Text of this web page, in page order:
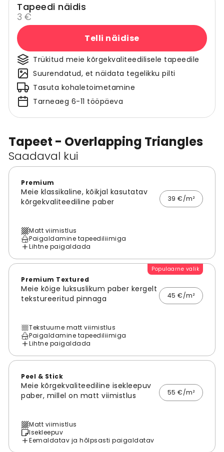
Tapeet - Overlapping Triangles
Saadaval kui
Premium
Meie klassikaline, kõikjal kasutatav
kõrgekvaliteediline paber
39 €/m²
Matt viimistlus
Paigaldamine tapeediliimiga
Lihtne paigaldada
Populaarne valik
Premium Textured
Meie kõige luksuslikum paber kergelt
tekstureeritud pinnaga
45 €/m²
Tekstuurne matt viimistlus
Paigaldamine tapeediliimiga
Lihtne paigaldada
Peel & Stick
Meie kõrgekvaliteediline isekleepuv
paber, millel on matt viimistlus
55 €/m²
Matt viimistlus
Isekleepuv
Eemaldatav ja hõlpsasti paigaldatav
Tapeedi näidis
3 €
Telli näidise
Trükitud meie kõrgekvaliteedilisele tapeedile
Suurendatud, et näidata tegelikku pilti
Tasuta kohaletoimetamine
Tarneaeg 6-11 tööpäeva